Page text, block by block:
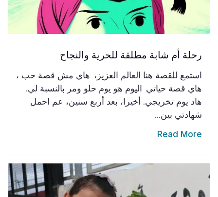
رحلة أم شابة مطلقة للحرية والنجاح
استمع للقصة هنا العالم العزيز، هاي مش قصة حب ،
هاي قصة حياتي اليوم هو يوم حلو ومر بالنسبة لي.
هاد يوم تخريجي. أخيرا، بعد أربع سنين، عم احمل
شهادتي بين...
Read More